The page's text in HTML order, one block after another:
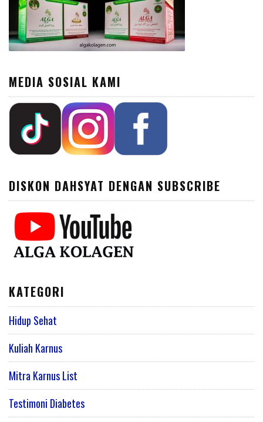
MEDIA SOSIAL KAMI
DISKON DAHSYAT DENGAN SUBSCRIBE
KATEGORI
Hidup Sehat
Kuliah Karnus
Mitra Karnus List
Testimoni Diabetes